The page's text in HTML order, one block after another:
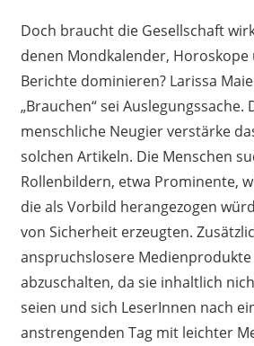
Doch braucht die Gesellschaft
denen Mondkalender, Horoskope
Berichte dominieren? Larissa
„Brauchen“ sei Auslegungssache.
menschliche Neugier verstärke
solchen Artikeln. Die Menschen
Rollenbildern, etwa Prominente,
die als Vorbild herangezogen wü
von Sicherheit erzeugten.
anspruchslosere Medienprodukte
abzuschalten, da sie inhaltlich
seien und sich LeserInnen nach
anstrengenden Tag mit leichter